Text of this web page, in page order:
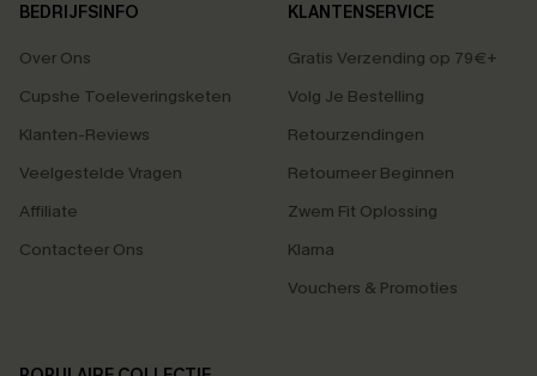
BEDRIJFSINFO
Over Ons
Cupshe Toeleveringsketen
Klanten-Reviews
Veelgestelde Vragen
Affiliate
Contacteer Ons
KLANTENSERVICE
Gratis Verzending op 79€+
Volg Je Bestelling
Retourzendingen
Retourneer Beginnen
Zwem Fit Oplossing
Klarna
Vouchers & Promoties